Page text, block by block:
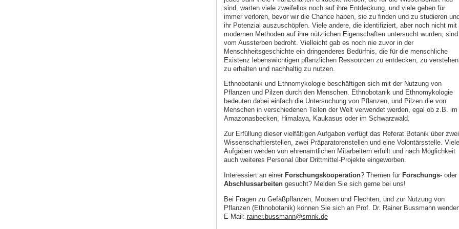
sind, warten viele zweifellos noch auf ihre Entdeckung, und viele gehen für
immer verloren, bevor wir die Chance haben, sie zu finden und zu studieren
ihr Potenzial auszuschöpfen. Viele andere, die identifiziert, aber noch nicht mit
modernen Methoden auf ihre nützlichen Eigenschaften untersucht wurden, sind
vom Aussterben bedroht. Vielleicht gab es noch nie zuvor in der
Menschheitsgeschichte ein dringenderes Bedürfnis, die für die menschliche
Existenz lebenswichtigen pflanzlichen Ressourcen zu entdecken, zu verstehen,
zu erhalten und nachhaltig zu nutzen.
Ethnobotanik und Ethnomykologie beschäftigen sich mit der Nutzung von
Pflanzen und Pilzen durch den Menschen. Ethnobotanik und Ethnomykologie
bedeuten dabei einfach die Untersuchung von Pflanzen, und Pilzen die von
Menschen in verschiedenen Teilen der Welt verwendet werden, egal ob z.B. im
Amazonasbecken, Himalaya, Kaukasus oder im Schwarzwald.
Zur Erfüllung dieser vielfältigen Aufgaben verfügt das Referat Botanik über zwei
Wissenschaftlerstellen, zwei Präparatorenstellen und eine Volontärsstelle. Viele
Aufgaben werden von ehrenamtlichen Mitarbeitern erfüllt und nach Möglichkeit
auch weiteres Personal über Drittmittel-Projekte eingeworben.
Interessiert an einer Forschungskooperation? Themen für Forschungs-oder
Abschlussarbeitengesucht? Melden Sie sich gerne bei uns!
Bei Fragen zu Gefäßpflanzen, Moosen und Flechten, und zur Nutzung von
Pflanzen (Ethnobotanik) können Sie sich an Prof. Dr. Rainer Bussmann
E‑Mail: rainer.bussmann@smnk.de